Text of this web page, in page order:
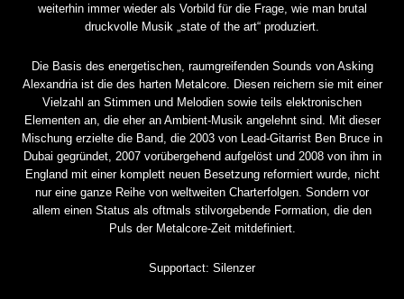
weiterhin immer wieder als Vorbild für die Frage, wie man brutal
druckvolle Musik „state of the art“ produziert.
Die Basis des energetischen, raumgreifenden Sounds von Asking
Alexandria ist die des harten Metalcore. Diesen reichern sie mit einer
Vielzahl an Stimmen und Melodien sowie teils elektronischen
Elementen an, die eher an Ambient-Musik angelehnt sind. Mit dieser
Mischung erzielte die Band, die 2003 von Lead-Gitarrist Ben Bruce in
Dubai gegründet, 2007 vorübergehend aufgelöst und 2008 von ihm in
England mit einer komplett neuen Besetzung reformiert wurde, nicht
nur eine ganze Reihe von weltweiten Charterfolgen. Sondern vor
allem einen Status als oftmals stilvorgebende Formation, die den
Puls der Metalcore-Zeit mitdefiniert.
Supportact: Silenzer